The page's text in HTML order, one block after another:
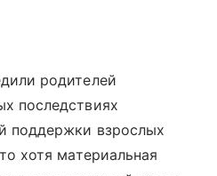
родителей
последствиях
поддержки взрослых
хотя материальная